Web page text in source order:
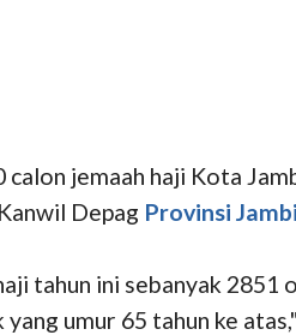
calon jemaah haji Kota
Depag Provinsi Jambi
tahun ini sebanyak
umur 65 tahun ke